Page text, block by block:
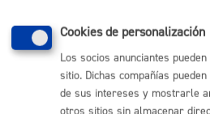
Enlaces útiles
Ofertas de empleo
Perfil del contratante
Sede electrónica
Mapas - GeoDonostia
Cookies de personalización
Los socios anunciantes
sitio. Dichas compañías
de sus intereses y mostrarle